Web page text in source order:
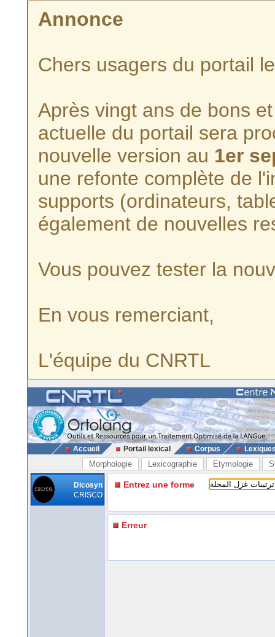
Annonce
Chers usagers du portail
Après vingt ans de bons
actuelle du portail sera
nouvelle version au 1er
une refonte complète de
supports (ordinateurs,
également de nouvelles
Vous pouvez tester la
En vous remerciant,
L'équipe du CNRTL
Accueil Portail lexical Corpus
Morphologie Lexicographie Etymologie
Dicosyn
CRISCO
Entrez une forme
Erreur